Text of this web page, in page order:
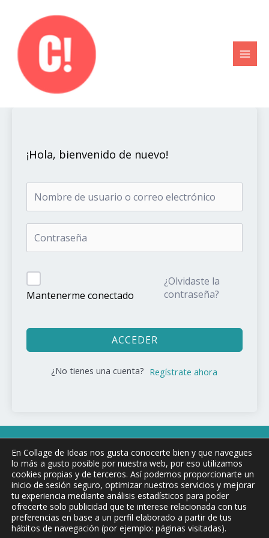
contenido
¡Hola, bienvenido de nuevo!
Mantenerme conectado
¿Olvidaste la
contraseña?
ACCEDER
¿No tienes una cuenta? Regístrate ahora
Aviso Legal y condiciones de uso
Política de privacidad
Política de Cookies
En Collage de Ideas nos gusta conocerte bien y que navegues
lo más a gusto posible por nuestra web, por eso utilizamos
cookies propias y de terceros. Así podemos proporcionarte un
inicio de sesión seguro, optimizar nuestros servicios y mejorar
tu experiencia mediante análisis estadísticos para poder
ofrecerte solo publicidad que te interese relacionada con tus
preferencias en base a un perfil elaborado a partir de tus
hábitos de navegación (por ejemplo: páginas visitadas).